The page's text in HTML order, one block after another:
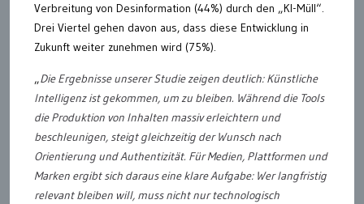
Verbreitung von Desinformation (44%) durch den „KI-Müll“.
Drei Viertel gehen davon aus, dass diese Entwicklung in
Zukunft weiter zunehmen wird (75%).
„Die Ergebnisse unserer Studie zeigen deutlich: Künstliche
Intelligenz ist gekommen, um zu bleiben. Während die Tools
die Produktion von Inhalten massiv erleichtern und
beschleunigen, steigt gleichzeitig der Wunsch nach
Orientierung und Authentizität. Für Medien, Plattformen und
Marken ergibt sich daraus eine klare Aufgabe: Wer langfristig
relevant bleiben will, muss nicht nur technologisch